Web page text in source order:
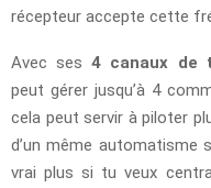
récepteur accepte cette
Avec ses4 canaux de
peut gérer jusqu’à 4
cela peut servir à piloter
d’un même automatisme
vrai plus si tu veux